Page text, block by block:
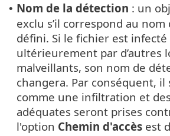
• Nom de la détection : un
exclu s’il correspond au
défini. Si le fichier est infecté
ultérieurement par d’autres
malveillants, son nom de
changera. Par conséquent, il
comme une infiltration et
adéquates seront prises
l'option Chemin d'accès est